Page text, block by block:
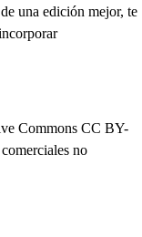
una edición mejor, te
Commons CC BY-
no